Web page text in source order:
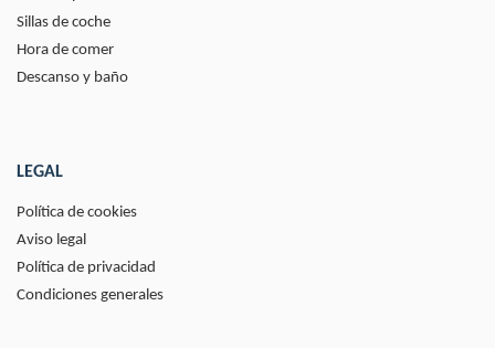
Sillas de coche
Hora de comer
Descanso y baño
LEGAL
Política de cookies
Aviso legal
Política de privacidad
Condiciones generales